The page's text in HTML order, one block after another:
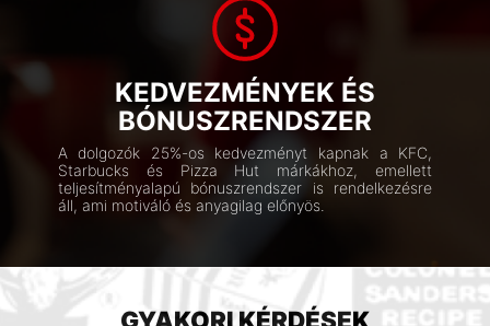
KEDVEZMÉNYEK ÉS
BÓNUSZRENDSZER
A dolgozók 25%-os kedvezményt kapnak a KFC,
Starbucks és Pizza Hut márkákhoz, emellett
teljesítményalapú bónuszrendszer is rendelkezésre
áll, ami motiváló és anyagilag előnyös.
GYAKORI KÉRDÉSEK